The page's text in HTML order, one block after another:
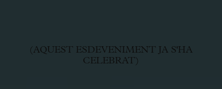
(AQUEST ESDEVENIMENT JA S'HA
CELEBRAT)